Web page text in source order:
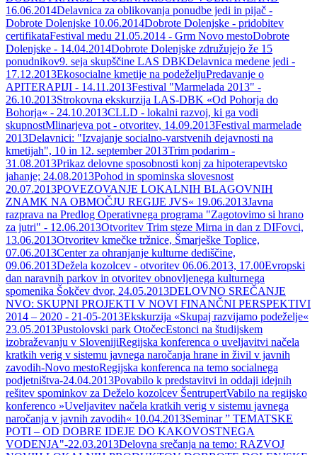
16.06.2014Delavnica za oblikovanja ponudbe jedi in pijač -
Dobrote Dolenjske 10.06.2014Dobrote Dolenjske - pridobitev
certifikataFestival medu 21.05.2014 - Grm Novo mestoDobrote
Dolenjske - 14.04.2014Dobrote Dolenjske združujejo že 15
ponudnikov9. seja skupščine LAS DBKDelavnica medene jedi -
17.12.2013Ekosocialne kmetije na podeželjuPredavanje o
APITERAPIJI - 14.11.2013Festival "Marmelada 2013" -
26.10.2013Strokovna ekskurzija LAS-DBK «Od Pohorja do
Bohorja« - 24.10.2013CLLD - lokalni razvoj, ki ga vodi
skupnostMlinarjeva pot - otvoritev, 14.09.2013Festival marmelade
2013Delavnici: "Izvajanje socialno-varstvenih dejavnosti na
kmetija h", 10 in 12. september 2013Trim podarim -
31.08.2013Prikaz delovne sposobnosti konj za hipoterapevtsko
jahanje; 24.08.2013Pohod in spominska slovesnost
20.07.2013POVEZOVANJE LOKALNIH BLAGOVNIH
ZNAMK NA OBMOČJU REGIJE JVS« 19.06.2013Javna
razprava na Predlog Operativnega programa "Zagotovimo si hrano
za jutri" - 12.06.2013Otvoritev Trim steze Mirna in dan z DIFovci,
13.06.2013Otvoritev kmečke tržnice, Šmarješke Toplice,
07.06.2013Center za ohranjanje kulturne dediščine,
09.06.2013Dežela kozolcev - otvoritev 06.06.2013, 17.00Evropski
dan naravnih parkov in otvoritev obnovljenega kulturnega
spomenika Šokčev dvor, 24.05.2013DELOVNO SREČANJE
NVO: SKUPNI PROJEKTI V NOVI FINANČNI PERSPEKTIVI
2014 – 2020 - 21-05-2013Ekskurzija «Skupaj razvijamo podeželje«
23.05.2013Pustolovski park OtočecEstonci na študijskem
izobraževanju v SlovenijiRegijska konferenca o uveljavitvi načela
kratkih verig v sistemu javnega naročanja hrane in živil v javnih
zavodih-Novo mestoRegijska konferenca na temo socialnega
podjetništva-24.04.2013Povabilo k predstavitvi in oddaji idejnih
rešitev spominkov za Deželo kozolcev ŠentrupertVabilo na regijsko
konferenco »Uveljavitev načela kratkih verig v sistemu javnega
naročanja v javnih zavodih« 10.04.2013Seminar ” TEMATSKE
POTI – OD DOBRE IDEJE DO KAKOVOSTNEGA
VODENJA"-22.03.2013Delovna srečanja na temo: RAZVOJ